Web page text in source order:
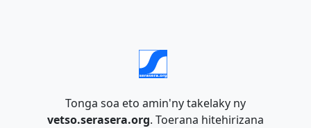
Tonga soa eto amin'ny takelaky ny
vetso.serasera.org. Toerana hitehirizana